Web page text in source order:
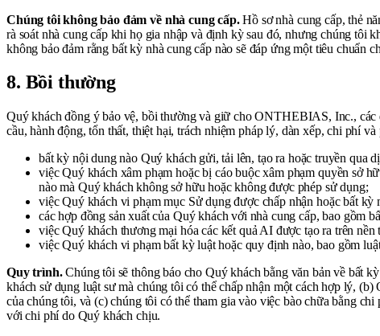
Chúng tôi không bảo đảm về nhà cung cấp.Hồ sơ nhà cung cấp, thẻ
rà soát nhà cung cấp khi họ gia nhập và định kỳ sau đó, nhưng chúng tôi
không bảo đảm rằng bất kỳ nhà cung cấp nào sẽ đáp ứng một tiêu chuẩn
8. Bồi thường
Quý khách đồng ý bảo vệ, bồi thường và giữ cho ONTHEBIAS, Inc., các
cầu, hành động, tổn thất, thiệt hại, trách nhiệm pháp lý, dàn xếp, chi phí
bất kỳ nội dung nào Quý khách gửi, tải lên, tạo ra hoặc truyền qua
việc Quý khách xâm phạm hoặc bị cáo buộc xâm phạm quyền sở
nào mà Quý khách không sở hữu hoặc không được phép sử dụng;
việc Quý khách vi phạm mục Sử dụng được chấp nhận hoặc bất kỳ
các hợp đồng sản xuất của Quý khách với nhà cung cấp, bao gồm
việc Quý khách thương mại hóa các kết quả AI được tạo ra trên
việc Quý khách vi phạm bất kỳ luật hoặc quy định nào, bao gồm
Quy trình.Chúng tôi sẽ thông báo cho Quý khách bằng văn bản về bất
khách sử dụng luật sư mà chúng tôi có thể chấp nhận một cách hợp lý,
của chúng tôi, và (c) chúng tôi có thể tham gia vào việc bào chữa bằng
với chi phí do Quý khách chịu.